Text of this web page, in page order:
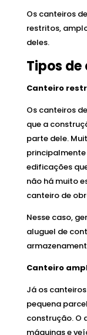
Os canteiros
restritos,
deles.
Tipos
Canteiro
Os canteiros
que a
parte dele.
edificações
não há muito
canteiro de
Nesse caso,
aluguel de
Canteiro
Já os
pequena
construção. O
máquinas e